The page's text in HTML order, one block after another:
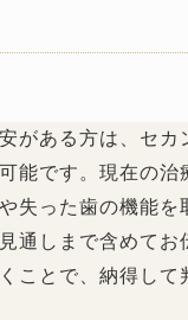
がある方は、セカ
能です。現在の治
失った歯の機能を
通しまで含めてお
ことで、納得して